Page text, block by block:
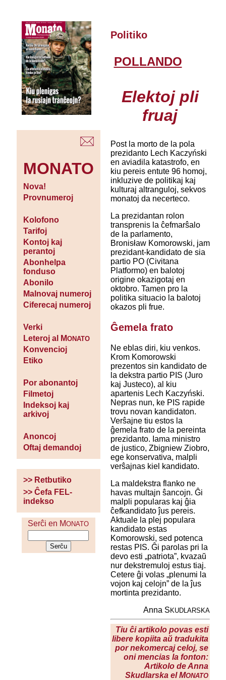
MONATO
Nova!
Provnumeroj
Kolofono
Tarifoj
Kontoj kaj
perantoj
Abonhelpa
fonduso
Abonilo
Malnovaj numeroj
Ciferecaj numeroj
Verki
Leteroj al MONATO
Konvencioj
Etiko
Por abonantoj
Filmetoj
Indeksoj kaj
arkivoj
Anoncoj
Oftaj demandoj
>> Retbutiko
>> Ĉefa FEL-
indekso
Serĉi en MONATO
Politiko
POLLANDO
Elektoj pli
fruaj
Post la morto de la pola
prezidanto Lech Kaczyński
en aviadila katastrofo, en
kiu pereis entute 96 homoj,
inkluzive de politikaj kaj
kulturaj altranguloj, sekvos
monatoj da necerteco.
La prezidantan rolon
transprenis la ĉefmarŝalo
de la parlamento,
Bronisław Komorowski, jam
prezidant-kandidato de sia
partio PO (Civitana
Platformo) en balotoj
origine okazigotaj en
oktobro. Tamen pro la
politika situacio la balotoj
okazos pli frue.
Ĝemela frato
Ne eblas diri, kiu venkos.
Krom Komorowski
prezentos sin kandidato de
la dekstra partio PIS (Juro
kaj Justeco), al kiu
apartenis Lech Kaczyński.
Nepras nun, ke PIS rapide
trovu novan kandidaton.
Verŝajne tiu estos la
ĝemela frato de la pereinta
prezidanto. Iama ministro
de justico, Zbigniew Ziobro,
ege konservativa, malpli
verŝajnas kiel kandidato.
La maldekstra flanko ne
havas multajn ŝancojn. Ĝi
malpli popularas kaj ĝia
ĉefkandidato ĵus pereis.
Aktuale la plej populara
kandidato estas
Komorowski, sed potenca
restas PIS. Ĝi parolas pri la
devo esti „patriota”, kvazaŭ
nur dekstremuloj estus tiaj.
Cetere ĝi volas „plenumi la
vojon kaj celojn” de la ĵus
mortinta prezidanto.
Anna S KUDLARSKA
Tiu ĉi artikolo povas esti
libere kopiita aŭ tradukita
por nekomercaj celoj, se
oni mencias la fonton:
Artikolo de Anna
Skudlarska el MONATO